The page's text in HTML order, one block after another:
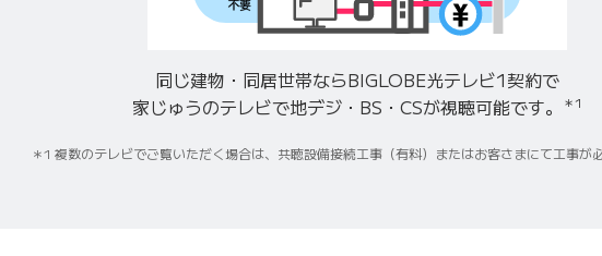
同じ建物・同居世帯ならBIGLOBE光テレビ1契約で
家じゅうのテレビで地デジ・BS・CSが視聴可能です。
＊1
1 複数のテレビでご覧いただく場合は、共聴設備接続工事（有料）またはお客さまにて工事が